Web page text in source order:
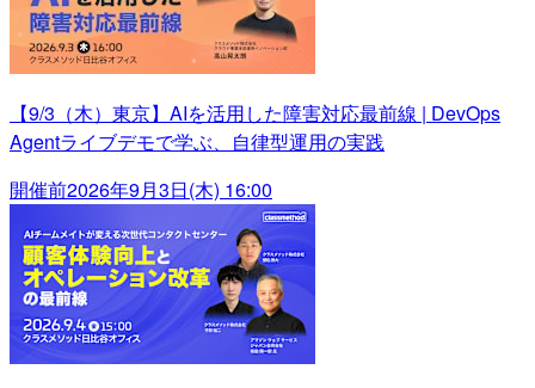
【9/3（木）東京】AIを活用した障害対応最前線 | DevOps
Agentライブデモで学ぶ、自律型運用の実践
開催前2026年9月3日(木) 16:00